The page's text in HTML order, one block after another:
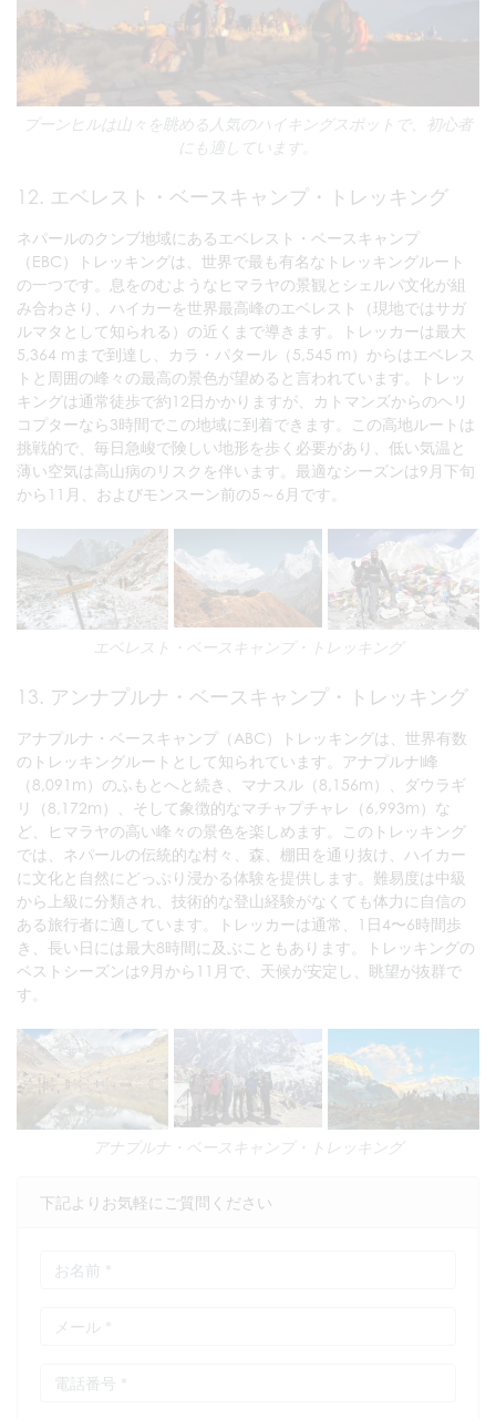
プーンヒルは山々を眺める人気のハイキングスポットで、初心者
にも適しています。
12. エベレスト・ベースキャンプ・トレッキング
ネパールのクンブ地域にあるエベレスト・ベースキャンプ
（EBC）トレッキングは、世界で最も有名なトレッキングルート
の一つです。息をのむようなヒマラヤの景観とシェルパ文化が組
み合わさり、ハイカーを世界最高峰のエベレスト（現地ではサガ
ルマタとして知られる）の近くまで導きます。トレッカーは最大
5,364 mまで到達し、カラ・パタール（5,545 m）からはエベレス
トと周囲の峰々の最高の景色が望めると言われています。トレッ
キングは通常徒歩で約12日かかりますが、カトマンズからのヘリ
コプターなら3時間でこの地域に到着できます。この高地ルートは
挑戦的で、毎日急峻で険しい地形を歩く必要があり、低い気温と
薄い空気は高山病のリスクを伴います。最適なシーズンは9月下旬
から11月、およびモンスーン前の5～6月です。
エベレスト・ベースキャンプ・トレッキング
13. アンナプルナ・ベースキャンプ・トレッキング
アナプルナ・ベースキャンプ（ABC）トレッキングは、世界有数
のトレッキングルートとして知られています。アナプルナI峰
（8,091m）のふもとへと続き、マナスル（8,156m）、ダウラギ
リ（8,172m）、そして象徴的なマチャプチャレ（6,993m）な
ど、ヒマラヤの高い峰々の景色を楽しめます。このトレッキング
では、ネパールの伝統的な村々、森、棚田を通り抜け、ハイカー
に文化と自然にどっぷり浸かる体験を提供します。難易度は中級
から上級に分類され、技術的な登山経験がなくても体力に自信の
ある旅行者に適しています。トレッカーは通常、1日4〜6時間歩
き、長い日には最大8時間に及ぶこともあります。トレッキングの
ベストシーズンは9月から11月で、天候が安定し、眺望が抜群で
す。
アナプルナ・ベースキャンプ・トレッキング
下記よりお気軽にご質問ください